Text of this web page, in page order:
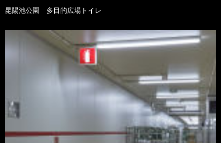
昆陽池公園 多目的広場トイレ